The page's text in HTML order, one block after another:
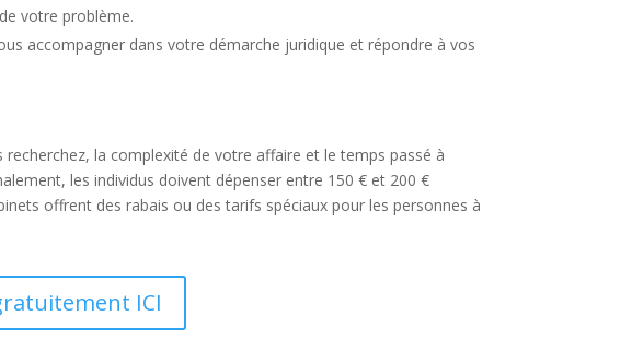
votre problème.
accompagner dans votre démarche juridique et répondre à vos
la complexité de votre affaire et le temps passé à
les individus doivent dépenser entre 150 € et 200 €
offrent des rabais ou des tarifs spéciaux pour les personnes à
ICI